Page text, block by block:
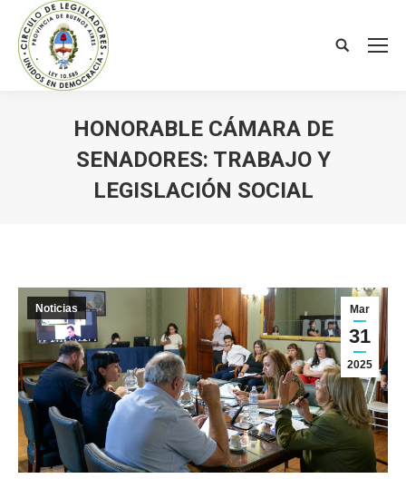
Search:
HONORABLE CÁMARA DE
SENADORES: TRABAJO Y
LEGISLACIÓN SOCIAL
Mar
31
2025
Noticias